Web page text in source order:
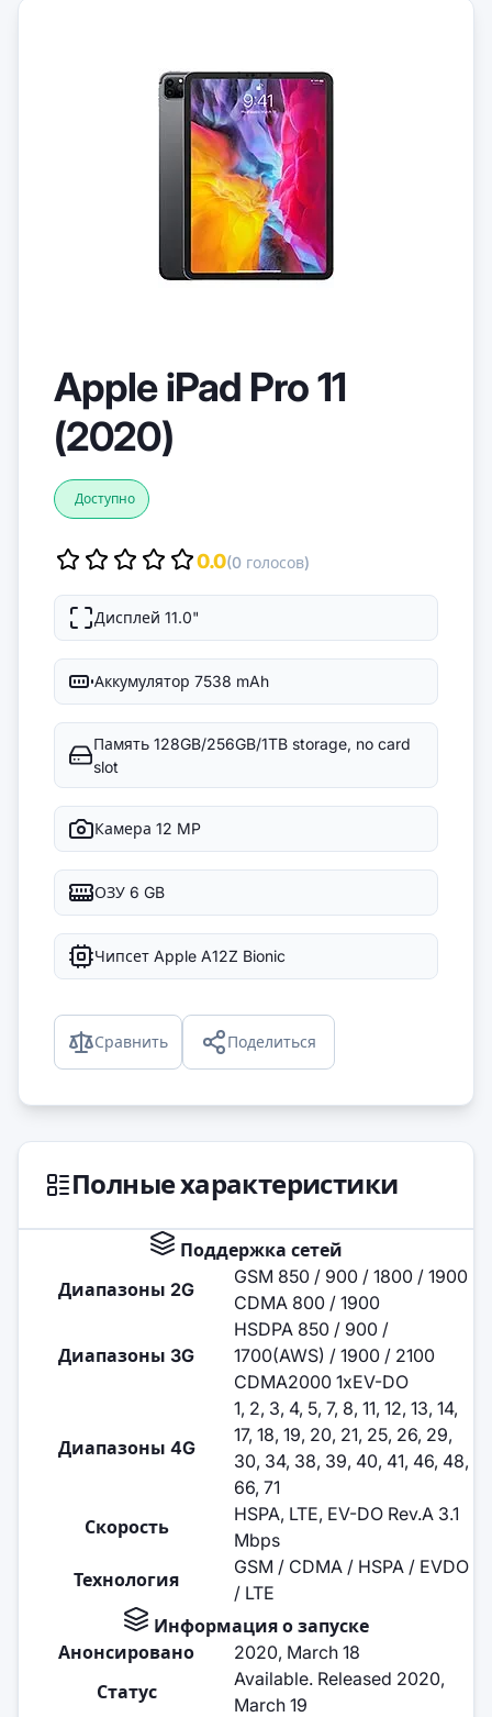
Apple iPad Pro 11
(2020)
Доступно
0.0(0 голосов)
Дисплей 11.0"
Аккумулятор 7538 mAh
Память 128GB/256GB/1TB storage, no card
slot
Камера 12 MP
ОЗУ 6 GB
Чипсет Apple A12Z Bionic
Сравнить Поделиться
Полные характеристики
Поддержка сетей
Диапазоны 2G
GSM 850 / 900 / 1800 / 1900
CDMA 800 / 1900
Диапазоны 3G
HSDPA 850 / 900 /
1700(AWS) / 1900 / 2100
CDMA2000 1xEV-DO
Диапазоны 4G
1, 2, 3, 4, 5, 7, 8, 11, 12, 13, 14,
17, 18, 19, 20, 21, 25, 26, 29,
30, 34, 38, 39, 40, 41, 46, 48,
66, 71
Скорость
HSPA, LTE, EV-DO Rev.A 3.1
Mbps
Технология
GSM / CDMA / HSPA / EVDO
/ LTE
Информация о запуске
Анонсировано
2020, March 18
Статус
Available. Released 2020,
March 19